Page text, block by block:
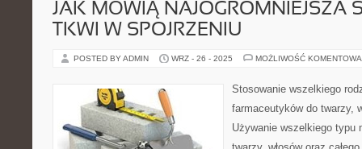
JAK MÓWIĄ NAJOGROMNIEJSZA
TKWI W SPOJRZENIU
POSTED BY ADMIN WRZ - 26 - 2025 MOŻLIWOŚĆ
Stosowanie wszelkiego
farmaceutyków do twarzy,
Używanie wszelkiego typu